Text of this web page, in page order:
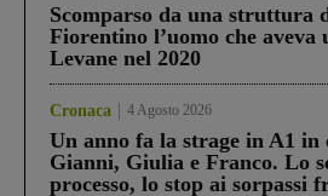
Scomparso da una struttura
Fiorentino l’uomo che aveva
Levane nel 2020
Cronaca 4 Agosto 2026
Un anno fa la strage in A1
Gianni, Giulia e Franco. Lo
processo, lo stop ai sorpassi